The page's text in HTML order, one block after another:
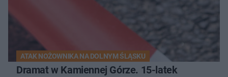
ATAK NOŻOWNIKA NA DOLNYM ŚLĄSKU
Dramat w Kamiennej Górze. 15-latek